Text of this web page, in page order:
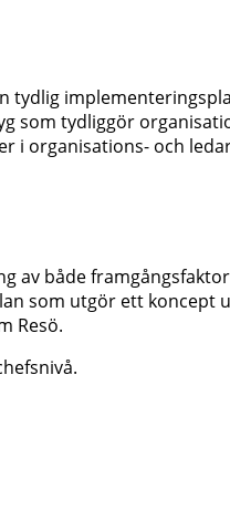
som tydliggör
i organisations- och
av både
som utgör ett koncept
Resö.